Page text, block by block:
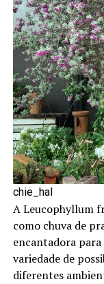
chie_hal
A Leucophyllum
como chuva de
encantadora
variedade de
diferentes